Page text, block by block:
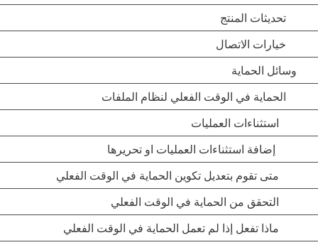
تحديثات المنتج
خيارات الاتصال
وسائل الحماية
الحماية في الوقت الفعلي لنظام الملفات
استثناءات العمليات
إضافة استثناءات العمليات او تحريرها
متى تقوم بتعديل تكوين الحماية في الوقت الفعلي
التحقق من الحماية في الوقت الفعلي
ماذا تفعل إذا لم تعمل الحماية في الوقت الفعلي